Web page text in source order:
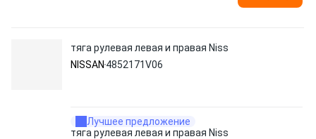
тяга рулевая левая и правая Niss
NISSAN 4852171V06
Лучшее предложение
тяга рулевая левая и правая Niss